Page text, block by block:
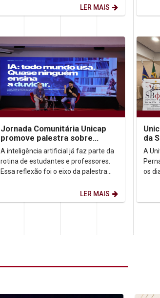
de agosto) firma-se como...LER MAIS
Jornada Comunitária Unicap
promove palestra sobre
aprendizagem com uso de IA
A inteligência artificial já faz parte da
rotina de estudantes e professores.
Essa reflexão foi o eixo da palestra
LER MAIS
da
A
os